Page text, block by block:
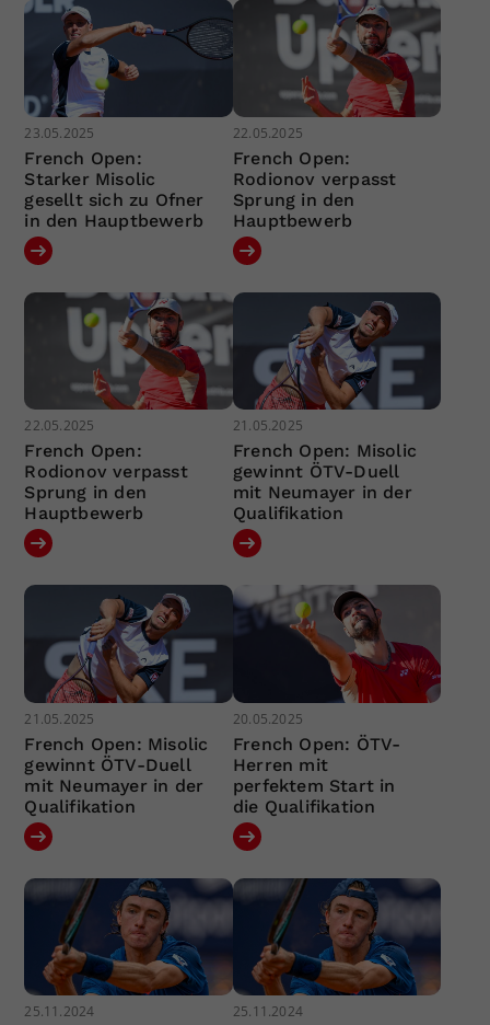
23.05.2025
French Open:
Starker Misolic
gesellt sich zu Ofner
in den Hauptbewerb
22.05.2025
French Open:
Rodionov verpasst
Sprung in den
Hauptbewerb
22.05.2025
French Open:
Rodionov verpasst
Sprung in den
Hauptbewerb
21.05.2025
French Open: Misolic
gewinnt ÖTV-Duell
mit Neumayer in der
Qualifikation
21.05.2025
French Open: Misolic
gewinnt ÖTV-Duell
mit Neumayer in der
Qualifikation
20.05.2025
French Open: ÖTV-
Herren mit
perfektem Start in
die Qualifikation
25.11.2024 25.11.2024